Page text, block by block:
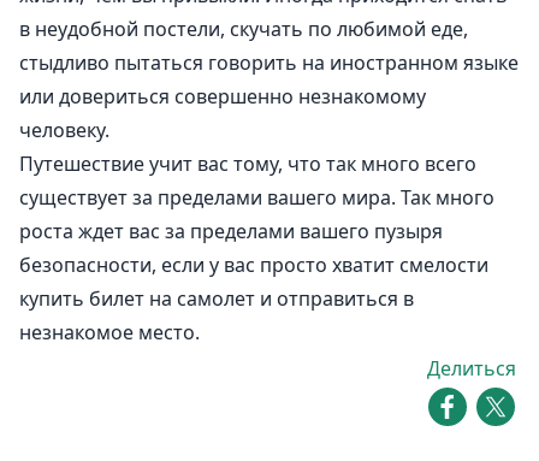
в неудобной постели, скучать по любимой еде,
стыдливо пытаться говорить на иностранном языке
или довериться совершенно незнакомому
человеку.
Путешествие учит вас тому, что так много всего
существует за пределами вашего мира. Так много
роста ждет вас за пределами вашего пузыря
безопасности, если у вас просто хватит смелости
купить билет на самолет и отправиться в
незнакомое место.
Делиться